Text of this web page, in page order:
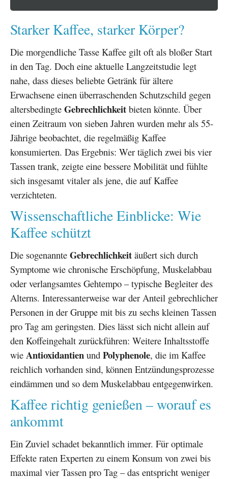
Starker Kaffee, starker Körper?
Die morgendliche Tasse Kaffee gilt oft als bloßer Start
in den Tag. Doch eine aktuelle Langzeitstudie legt
nahe, dass dieses beliebte Getränk für ältere
Erwachsene einen überraschenden Schutzschild gegen
altersbedingte Gebrechlichkeit bieten könnte. Über
einen Zeitraum von sieben Jahren wurden mehr als 55-
Jährige beobachtet, die regelmäßig Kaffee
konsumierten. Das Ergebnis: Wer täglich zwei bis vier
Tassen trank, zeigte eine bessere Mobilität und fühlte
sich insgesamt vitaler als jene, die auf Kaffee
verzichteten.
Wissenschaftliche Einblicke: Wie
Kaffee schützt
Die sogenannte Gebrechlichkeit äußert sich durch
Symptome wie chronische Erschöpfung, Muskelabbau
oder verlangsamtes Gehtempo – typische Begleiter des
Alterns. Interessanterweise war der Anteil gebrechlicher
Personen in der Gruppe mit bis zu sechs kleinen Tassen
pro Tag am geringsten. Dies lässt sich nicht allein auf
den Koffeingehalt zurückführen: Weitere Inhaltsstoffe
wie Antioxidantien und Polyphenole, die im Kaffee
reichlich vorhanden sind, können Entzündungsprozesse
eindämmen und so dem Muskelabbau entgegenwirken.
Kaffee richtig genießen – worauf es
ankommt
Ein Zuviel schadet bekanntlich immer. Für optimale
Effekte raten Experten zu einem Konsum von zwei bis
maximal vier Tassen pro Tag – das entspricht weniger